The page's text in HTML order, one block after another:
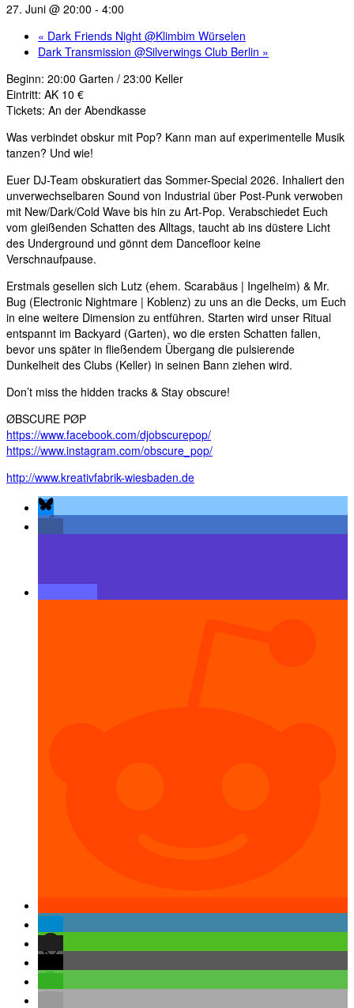
27. Juni @ 20:00 - 4:00
« Dark Friends Night @Klimbim Würselen
Dark Transmission @Silverwings Club Berlin »
Beginn: 20:00 Garten / 23:00 Keller
Eintritt: AK 10 €
Tickets: An der Abendkasse
Was verbindet obskur mit Pop? Kann man auf experimentelle Musik
tanzen? Und wie!
Euer DJ-Team obskuratiert das Sommer-Special 2026. Inhaliert den
unverwechselbaren Sound von Industrial über Post-Punk verwoben
mit New/Dark/Cold Wave bis hin zu Art-Pop. Verabschiedet Euch
vom gleißenden Schatten des Alltags, taucht ab ins düstere Licht
des Underground und gönnt dem Dancefloor keine
Verschnaufpause.
Erstmals gesellen sich Lutz (ehem. Scarabäus | Ingelheim) & Mr.
Bug (Electronic Nightmare | Koblenz) zu uns an die Decks, um Euch
in eine weitere Dimension zu entführen. Starten wird unser Ritual
entspannt im Backyard (Garten), wo die ersten Schatten fallen,
bevor uns später in fließendem Übergang die pulsierende
Dunkelheit des Clubs (Keller) in seinen Bann ziehen wird.
Don’t miss the hidden tracks & Stay obscure!
ØBSCURE PØP
https://www.facebook.com/djobscurepop/
https://www.instagram.com/obscure_pop/
http://www.kreativfabrik-wiesbaden.de